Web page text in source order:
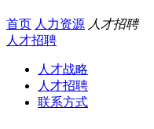
首页 人力资源 人才招聘
人才招聘
人才战略
人才招聘
联系方式